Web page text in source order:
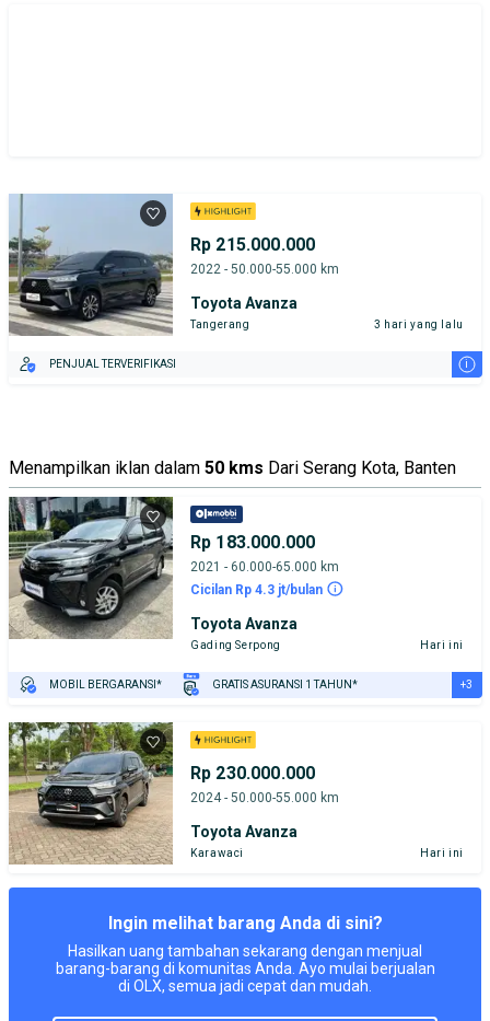
Rp 215.000.000
2022 - 50.000-55.000 km
Toyota Avanza
Tangerang 3 hari yang lalu
PENJUAL TERVERIFIKASI i
Menampilkan iklan dalam 50 kms Dari Serang Kota, Banten
Rp 183.000.000
2021 - 60.000-65.000 km
Cicilan Rp 4.3 jt/bulan
Toyota Avanza
Gading Serpong Hari ini
MOBIL BERGARANSI* GRATIS ASURANSI 1 TAHUN*
PENJUAL TERVERIFIKASI
+3
Rp 230.000.000
2024 - 50.000-55.000 km
Toyota Avanza
Karawaci Hari ini
Ingin melihat barang Anda di sini?
Hasilkan uang tambahan sekarang dengan menjual
barang-barang di komunitas Anda. Ayo mulai berjualan
di OLX, semua jadi cepat dan mudah.